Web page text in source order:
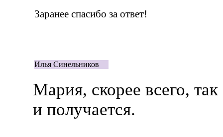
Заранее спасибо за ответ!
Илья Синельников
Мария, скорее всего, так
и получается.